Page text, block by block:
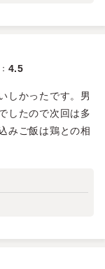
： 4.5
しかったです。男
したので次回は多
みご飯は鶏との相